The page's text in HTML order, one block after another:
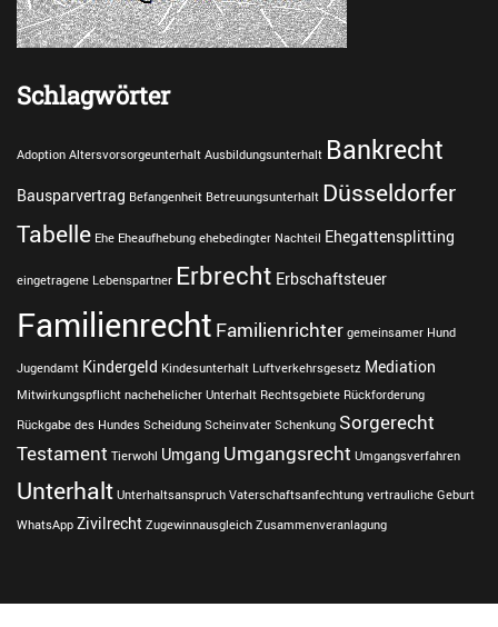
e
d
a
t
o
,
M
e
a
t
o
s
g
e
s
e
Schlagwörter
Adoption Altersvorsorgeunterhalt Ausbildungsunterhalt Bankrecht
Bausparvertrag Befangenheit Betreuungsunterhalt Düsseldorfer
Tabelle Ehe Eheaufhebung ehebedingter Nachteil Ehegattensplitting
eingetragene Lebenspartner Erbrecht Erbschaftsteuer
Familienrecht Familienrichter gemeinsamer Hund
Jugendamt Kindergeld Kindesunterhalt Luftverkehrsgesetz Mediation
Mitwirkungspflicht nachehelicher Unterhalt Rechtsgebiete Rückforderung
Rückgabe des Hundes Scheidung Scheinvater Schenkung Sorgerecht
Testament Tierwohl Umgang Umgangsrecht Umgangsverfahren
Unterhalt Unterhaltsanspruch Vaterschaftsanfechtung vertrauliche Geburt
WhatsApp Zivilrecht Zugewinnausgleich Zusammenveranlagung